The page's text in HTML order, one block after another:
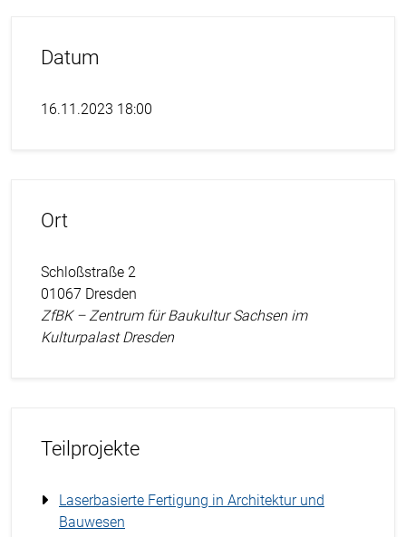
Datum
16.11.2023 18:00
Ort
Schloßstraße 2
01067 Dresden
ZfBK – Zentrum für Baukultur Sachsen im
Kulturpalast Dresden
Teilprojekte
Laserbasierte Fertigung in Architektur und
Bauwesen